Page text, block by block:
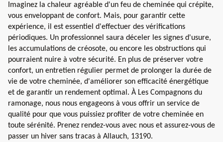
Imaginez la chaleur agréable d'un feu de cheminée qui crépite,
vous enveloppant de confort. Mais, pour garantir cette
expérience, il est essentiel d'effectuer des vérifications
périodiques. Un professionnel saura déceler les signes d'usure,
les accumulations de créosote, ou encore les obstructions qui
pourraient nuire à votre sécurité. En plus de préserver votre
confort, un entretien régulier permet de prolonger la durée de
vie de votre cheminée, d'améliorer son efficacité énergétique
et de garantir un rendement optimal. À Les Compagnons du
ramonage, nous nous engageons à vous offrir un service de
qualité pour que vous puissiez profiter de votre cheminée en
toute sérénité. Prenez rendez-vous avec nous et assurez-vous de
passer un hiver sans tracas à Allauch, 13190.